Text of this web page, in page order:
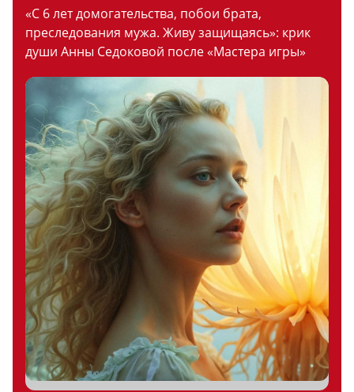
«С 6 лет домогательства, побои брата,
преследования мужа. Живу защищаясь»: крик
души Анны Седоковой после «Мастера игры»